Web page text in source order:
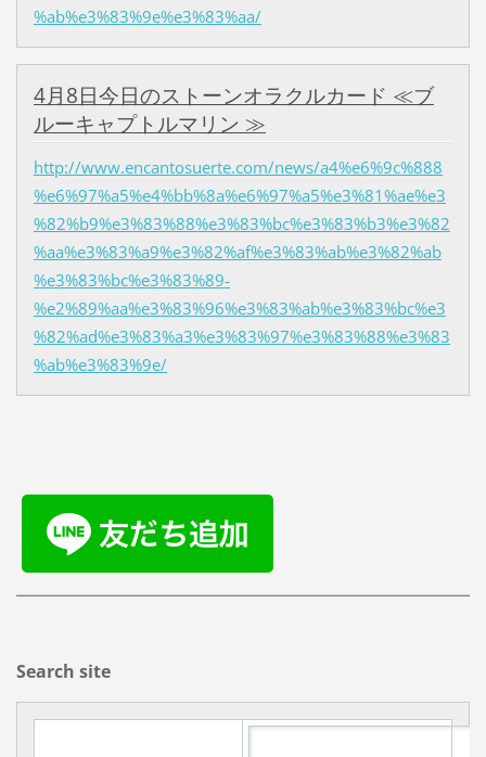
%ab%e3%83%9e%e3%83%aa/
4月8日今日のストーンオラクルカード ≪ブ
ルーキャプトルマリン ≫
http://www.encantosuerte.com/news/a4%e6%9c%888
%e6%97%a5%e4%bb%8a%e6%97%a5%e3%81%ae%e3
%82%b9%e3%83%88%e3%83%bc%e3%83%b3%e3%82
%aa%e3%83%a9%e3%82%af%e3%83%ab%e3%82%ab
%e3%83%bc%e3%83%89-
%e2%89%aa%e3%83%96%e3%83%ab%e3%83%bc%e3
%82%ad%e3%83%a3%e3%83%97%e3%83%88%e3%83
%ab%e3%83%9e/
Search site